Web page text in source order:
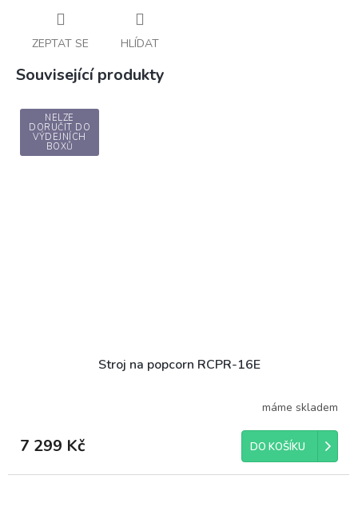
ZEPTAT SE HLÍDAT
Související produkty
NELZE
DORUČIT DO
VÝDEJNÍCH
BOXŮ
Stroj na popcorn RCPR-16E
máme skladem
7 299 Kč DO KOŠÍKU